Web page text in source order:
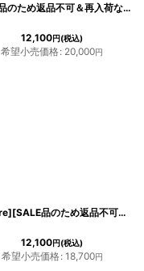
[SALE品のため返品不可＆再入荷なしの現品限り][韓国製][rinfarre]マーメイド・ストーンポイント・バックシャン・ノースリーブ・セミロング丈・ミディアムドレス・ワンピース[MIRIN着用]
12,100円(税込)
希望小売価格: 20,000円
[rinfarre][SALE品のため返品不可＆再入荷なしの現品限り]プリーツ・ノースリーブ・ハイウエスト・ワイドパンツ・パンツドレス・セットアップ・スーツ[MIRIN着用]
12,100円(税込)
希望小売価格: 18,700円